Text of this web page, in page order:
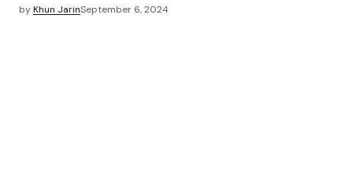
byKhun JarinSeptember 6, 2024